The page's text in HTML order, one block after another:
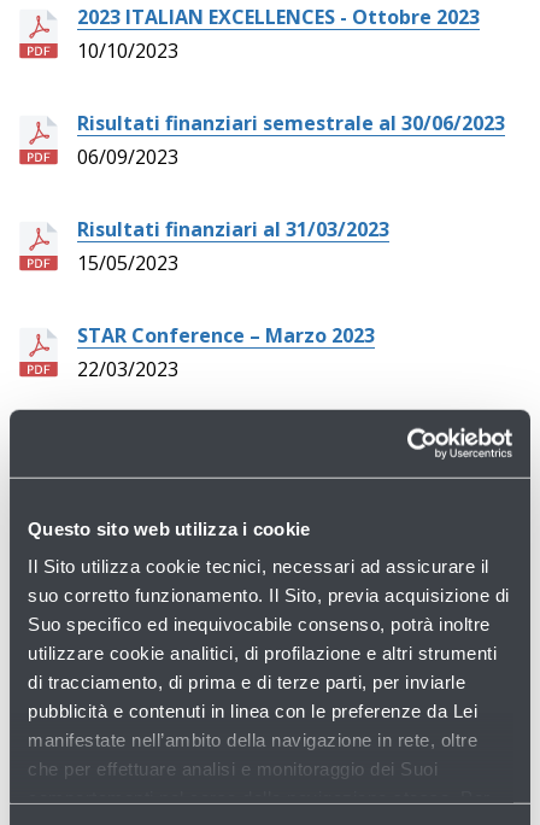
Questo sito web utilizza i cookie
Il Sito utilizza cookie tecnici, necessari ad assicurare il
suo corretto funzionamento. Il Sito, previa acquisizione di
Suo specifico ed inequivocabile consenso, potrà inoltre
utilizzare cookie analitici, di profilazione e altri strumenti
di tracciamento, di prima e di terze parti, per inviarle
pubblicità e contenuti in linea con le preferenze da Lei
manifestate nell’ambito della navigazione in rete, oltre
che per effettuare analisi e monitoraggio dei Suoi
2023 ITALIAN EXCELLENCES - Ottobre 2023
10/10/2023
Risultati finanziari semestrale al 30/06/2023
06/09/2023
Risultati finanziari al 31/03/2023
15/05/2023
STAR Conference – Marzo 2023
22/03/2023
14/03/2023
ARCHIVIO PER ANNI
2026
2025
2024
Anni precedenti